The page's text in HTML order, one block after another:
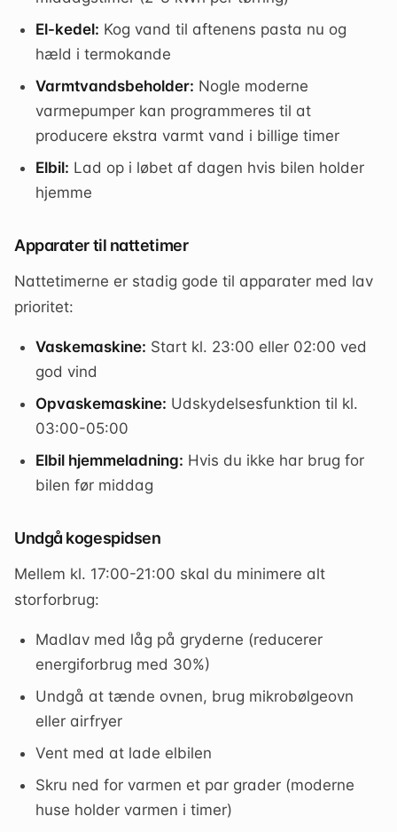
El-kedel: Kog vand til aftenens pasta nu og
hæld i termokande
Varmtvandsbeholder: Nogle moderne
varmepumper kan programmeres til at
producere ekstra varmt vand i billige timer
Elbil: Lad op i løbet af dagen hvis bilen holder
hjemme
Apparater til nattetimer
Nattetimerne er stadig gode til apparater med lav
prioritet:
Vaskemaskine: Start kl. 23:00 eller 02:00 ved
god vind
Opvaskemaskine: Udskydelsesfunktion til kl.
03:00-05:00
Elbil hjemmeladning: Hvis du ikke har brug for
bilen før middag
Undgå kogespidsen
Mellem kl. 17:00-21:00 skal du minimere alt
storforbrug:
Madlav med låg på gryderne (reducerer
energiforbrug med 30%)
Undgå at tænde ovnen, brug mikrobølgeovn
eller airfryer
Vent med at lade elbilen
Skru ned for varmen et par grader (moderne
huse holder varmen i timer)